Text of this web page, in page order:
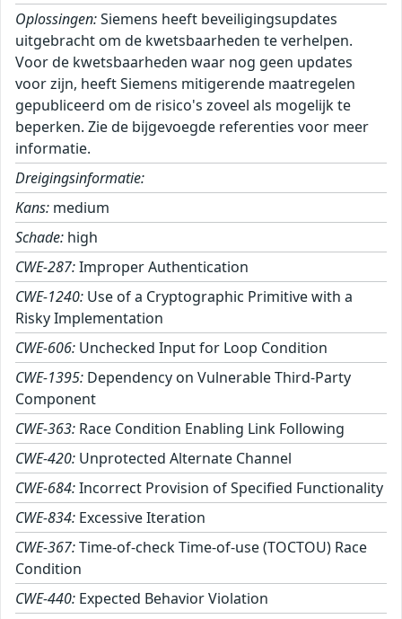
Oplossingen:Siemens heeft beveiligingsupdates
uitgebracht om de kwetsbaarheden te verhelpen.
Voor de kwetsbaarheden waar nog geen updates
voor zijn, heeft Siemens mitigerende maatregelen
gepubliceerd om de risico's zoveel als mogelijk te
beperken. Zie de bijgevoegde referenties voor meer
informatie.
Dreigingsinformatie:
Kans: medium
Schade: high
CWE-287:Improper Authentication
CWE-1240: Use of a Cryptographic Primitive with a
Risky Implementation
CWE-606: Unchecked Input for Loop Condition
CWE-1395: Dependency on Vulnerable Third-Party
Component
CWE-363: Race Condition Enabling Link Following
CWE-420: Unprotected Alternate Channel
CWE-684:Incorrect Provision of Specified Functionality
CWE-834: Excessive Iteration
CWE-367:Time-of-check Time-of-use (TOCTOU) Race
Condition
CWE-440: Expected Behavior Violation